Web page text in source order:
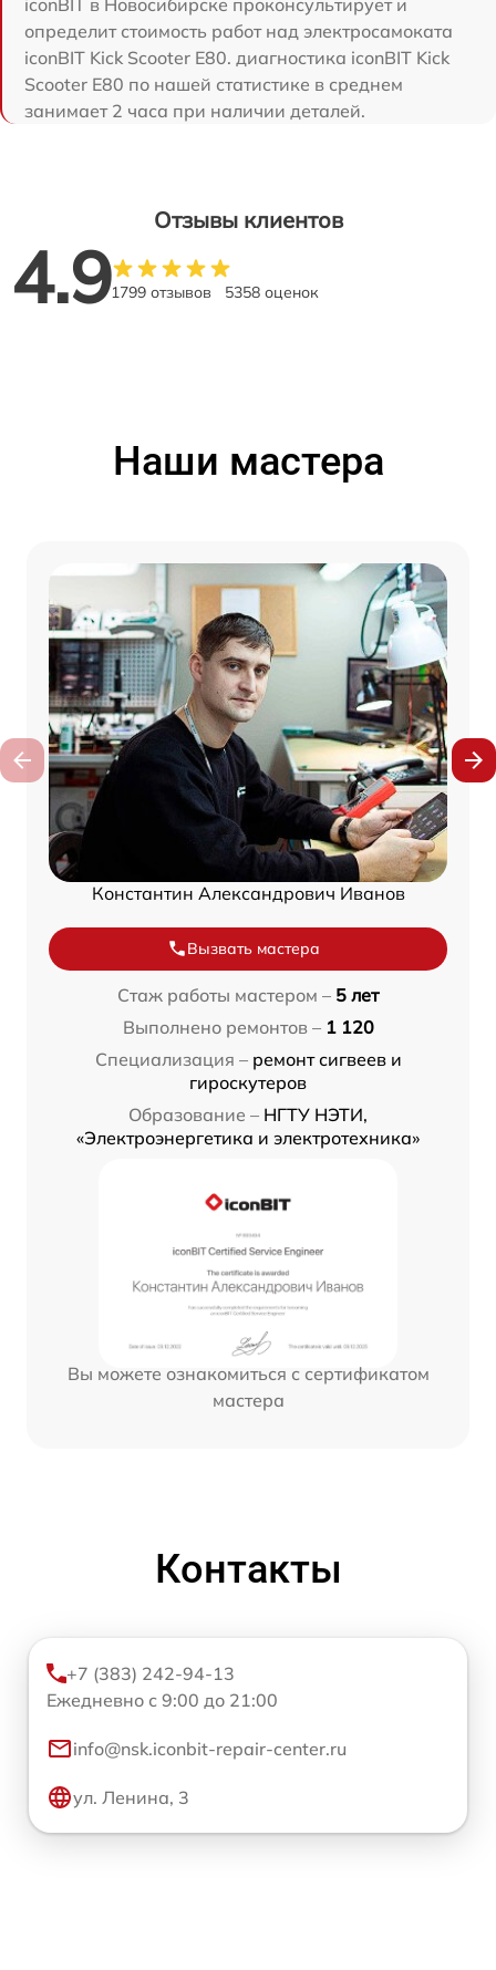
определит стоимость работ над электросамоката
iconBIT Kick Scooter E80. диагностика iconBIT Kick
Scooter E80 по нашей статистике в среднем
занимает 2 часа при наличии деталей.
Отзывы клиентов
4.91799 отзывов 5358 оценок
Наши мастера
Константин Александрович Иванов
Вызвать мастера
Стаж работы мастером – 5 лет
Выполнено ремонтов – 1 120
Специализация – ремонт сигвеев и
гироскутеров
Образование – НГТУ НЭТИ,
«Электроэнергетика и электротехника»
Вы можете ознакомиться с сертификатом
мастера
Контакты
+7 (383) 242-94-13
Ежедневно с 9:00 до 21:00
info@nsk.iconbit-repair-center.ru
ул. Ленина, 3